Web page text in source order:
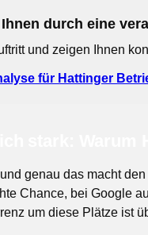
durch eine
und zeigen Ihnen
für Hattinger
genau das macht
Chance, bei Google
um diese Plätze ist